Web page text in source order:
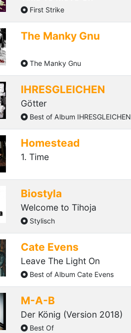
First Strike
The Manky Gnu
The Manky Gnu
IHRESGLEICHEN
Götter
Best of Album IHRESGLEICHEN
Homestead
1. Time
Biostyla
Welcome to Tihoja
Stylisch
Cate Evens
Leave The Light On
Best of Album Cate Evens
M-A-B
Der König (Version 2018)
Best Of